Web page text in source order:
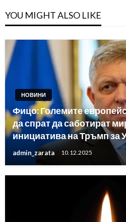
YOU MIGHT ALSO LIKE
НОВИНИ
Фицо: Големите
да спрат да саботират
инициатива на Тръмп за
admin_zarata 10.12.2025